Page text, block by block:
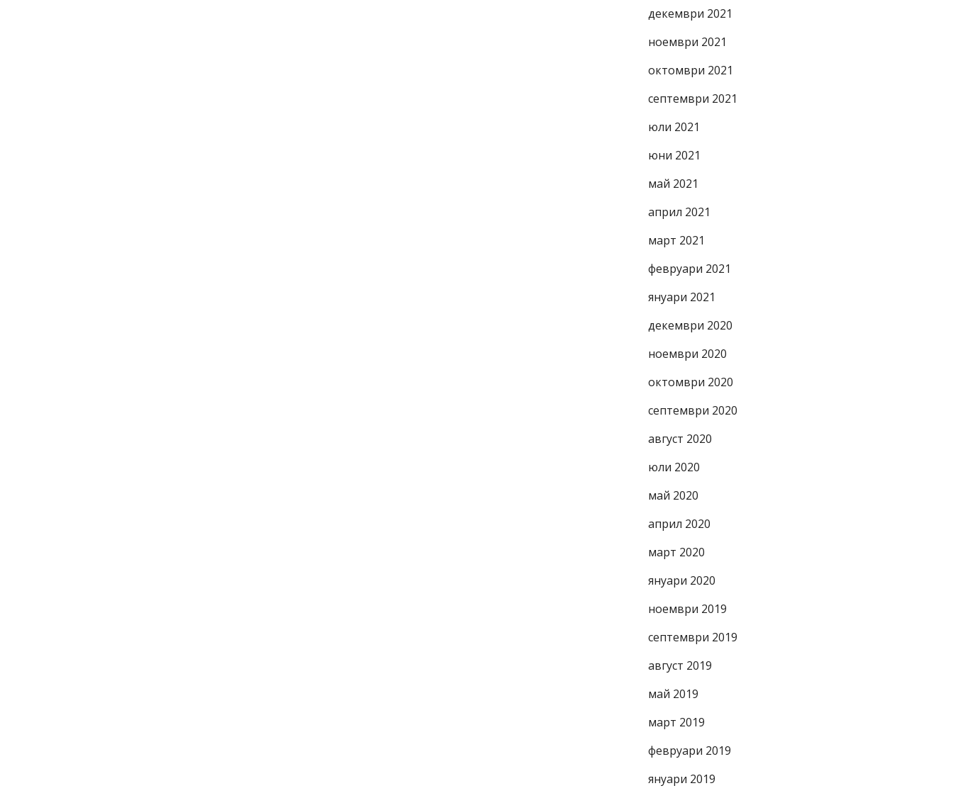
декември 2021
ноември 2021
октомври 2021
септември 2021
юли 2021
юни 2021
май 2021
април 2021
март 2021
февруари 2021
януари 2021
декември 2020
ноември 2020
октомври 2020
септември 2020
август 2020
юли 2020
май 2020
април 2020
март 2020
януари 2020
ноември 2019
септември 2019
август 2019
май 2019
март 2019
февруари 2019
януари 2019